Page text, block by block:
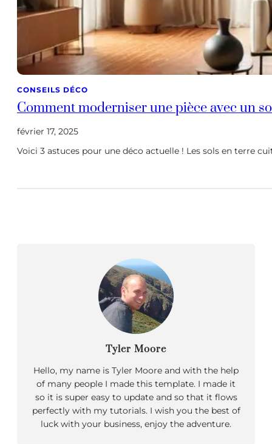
CONSEILS DÉCO
Comment moderniser une pièce avec un
février 17, 2025
Voici 3 astuces pour une déco actuelle ! Les sols en terre
Tyler Moore
Hello, my name is Tyler Moore and with the help
of many people I made this template. I made it
so it is super easy to update and so that it flows
perfectly with my tutorials. I wish you the best of
luck with your business, enjoy the adventure.